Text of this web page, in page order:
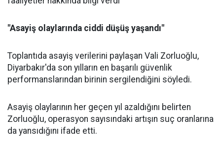
"Asayiş olaylarında ciddi düşüş yaşandı"
Toplantıda asayiş verilerini paylaşan Vali Zorluoğlu,
Diyarbakır'da son yılların en başarılı güvenlik
performanslarından birinin sergilendiğini söyledi.
Asayiş olaylarının her geçen yıl azaldığını belirten
Zorluoğlu, operasyon sayısındaki artışın suç oranlarına
da yansıdığını ifade etti.